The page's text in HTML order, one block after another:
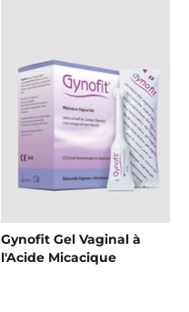
Gynofit Gel Vaginal à
l'Acide Micacique